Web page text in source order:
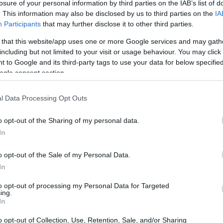
of your personal information by third parties on the IAB’s list of
This information may also be disclosed by us to third parties on the
Participants that may further disclose it to other third parties.
that this website/app uses one or more Google services and may
but not limited to your visit or usage behaviour. You may
to Google and its third-party tags to use your data for below
consent section.
Data Processing Opt Outs
opt-out of the Sharing of my personal data.
opt-out of the Sale of my Personal Data.
opt-out of processing my Personal Data for Targeted
opt-out of Collection, Use, Retention, Sale, and/or Sharing
da ovo nije posljednji dosadni šef kojem ću morati
;-)
nije izgledalo nimalo utjecalo na Engvalla, jer je trčao
činilo kao vrlo razumna podjela rada poslati ga u blizinu.
stvar oko koje se treba brinuti u ovoj borbi, jer zmaj
i ono što izgleda kao vrlo veliki mač napravljen od
je prilično oprezan i suočio se s mnogo gorim
je zmaj mogao sebi uštedjeti trud i jednostavno umrijeti
okolo kada svi znamo ko je glavni lik i junak ove priče.
borba. Uvijek volim borbe u kojima mogu ići na
velikim bossovima gdje kamera može brzo postati
zmajeva s kojima sam se do sada suočio. Čini se da
može izbjeći ostajanjem na distanci. Zamišljam
spretnosti. Moje oružje za blisku borbu je
War. Moja oružja za daljinsku borbu su Longbow i